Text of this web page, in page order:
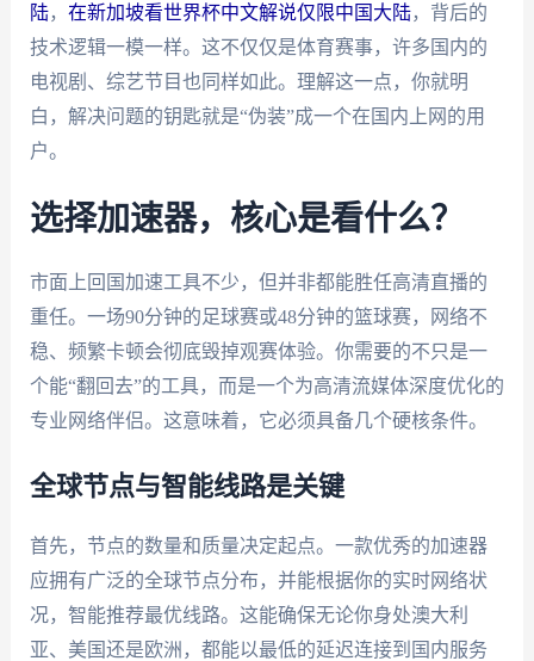
陆， 在新加坡看世界杯中文解说仅限中国大陆，背后的
技术逻辑一模一样。这不仅仅是体育赛事，许多国内的
电视剧、综艺节目也同样如此。理解这一点，你就明
白，解决问题的钥匙就是“伪装”成一个在国内上网的用
户。
选择加速器，核心是看什么？
市面上回国加速工具不少，但并非都能胜任高清直播的
重任。一场90分钟的足球赛或48分钟的篮球赛，网络不
稳、频繁卡顿会彻底毁掉观赛体验。你需要的不只是一
个能“翻回去”的工具，而是一个为高清流媒体深度优化的
专业网络伴侣。这意味着，它必须具备几个硬核条件。
全球节点与智能线路是关键
首先，节点的数量和质量决定起点。一款优秀的加速器
应拥有广泛的全球节点分布，并能根据你的实时网络状
况，智能推荐最优线路。这能确保无论你身处澳大利
亚、美国还是欧洲，都能以最低的延迟连接到国内服务